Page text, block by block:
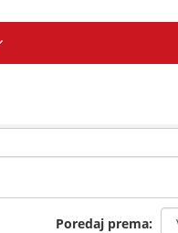
Poredaj prema